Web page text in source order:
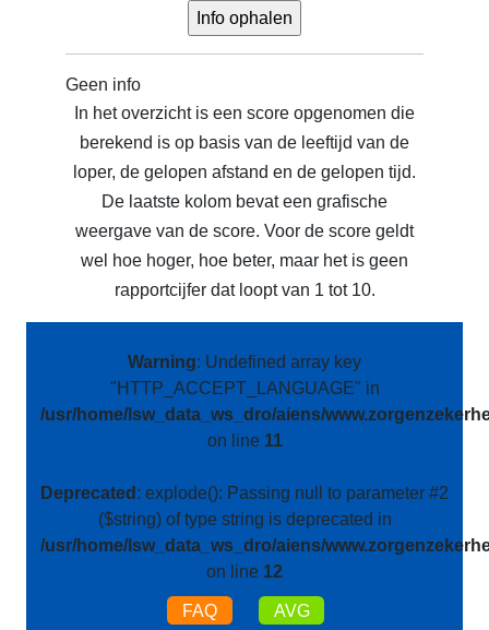
Geen info
In het overzicht is een score opgenomen die
berekend is op basis van de leeftijd van de
loper, de gelopen afstand en de gelopen tijd.
De laatste kolom bevat een grafische
weergave van de score. Voor de score geldt
wel hoe hoger, hoe beter, maar het is geen
rapportcijfer dat loopt van 1 tot 10.
Warning: Undefined array key
"HTTP_ACCEPT_LANGUAGE" in
/usr/home/lsw_data_ws_dro/aiens/
on line 11
Deprecated : explode(): Passing null to parameter #2
($string) of type string is deprecated in
/usr/home/lsw_data_ws_dro/aiens/
on line 12
FAQ AVG